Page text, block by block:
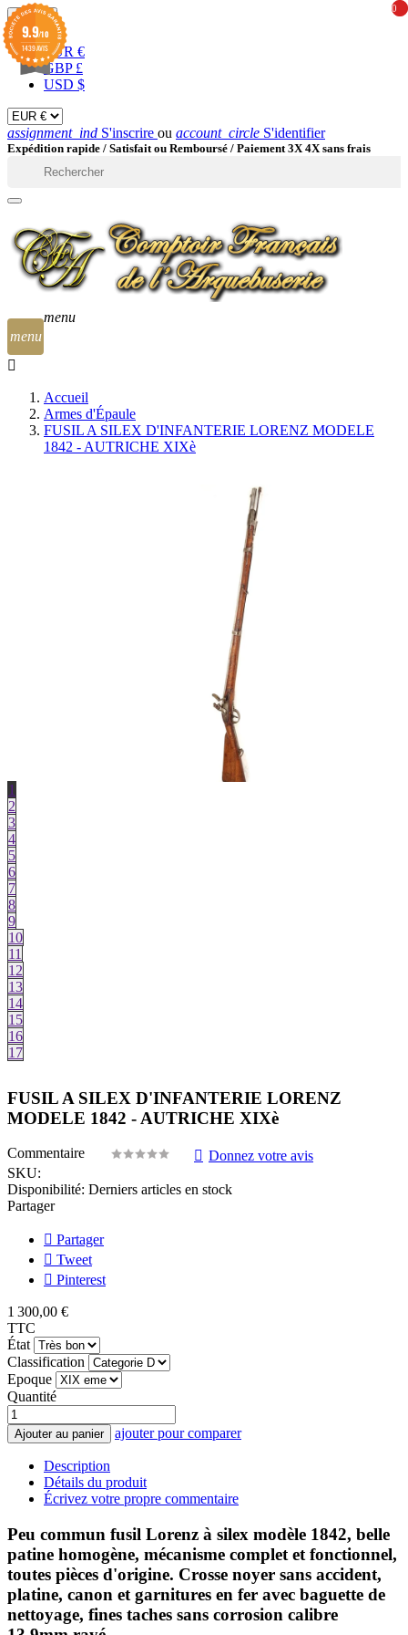
EUR 
EUR €
GBP £
USD $
assignment_ind S'inscrire ou account_circle S'identifier
Expédition rapide / Satisfait ou Remboursé / Paiement 3X 4X sans frais
menu
0
0
menu
Accueil
Armes d'Épaule
FUSIL A SILEX D'INFANTERIE LORENZ MODELE
1842 - AUTRICHE XIXè
1
2
3
4
5
6
7
8
9
10
11
12
13
14
15
16
17
FUSIL A SILEX D'INFANTERIE LORENZ
MODELE 1842 - AUTRICHE XIXè
Commentaire
Donnez votre avis
SKU:
Disponibilité: Derniers articles en stock
Partager
Partager
Tweet
Pinterest
1 300,00 €
TTC
État
Classification
Epoque
Quantité
Ajouter au panier ajouter pour comparer
Description
Détails du produit
Écrivez votre propre commentaire
Peu commun fusil Lorenz à silex modèle 1842, belle
patine homogène, mécanisme complet et fonctionnel,
toutes pièces d'origine. Crosse noyer sans accident,
platine, canon et garnitures en fer avec baguette de
nettoyage, fines taches sans corrosion calibre
9.9/10
1439 AVIS